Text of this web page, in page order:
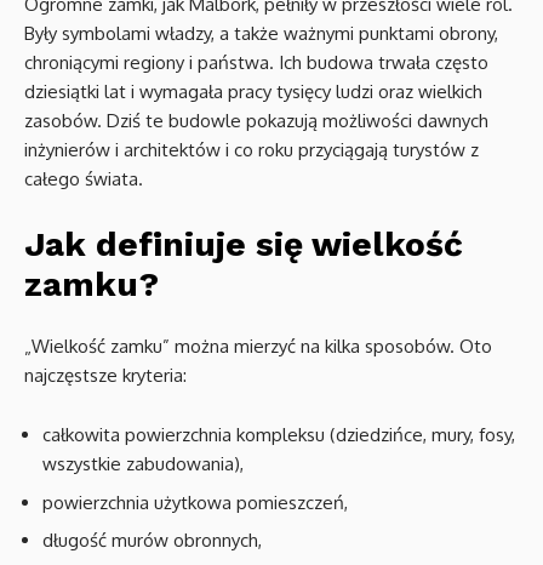
Były symbolami władzy, a także ważnymi punktami obrony,
chroniącymi regiony i państwa. Ich budowa trwała często
dziesiątki lat i wymagała pracy tysięcy ludzi oraz wielkich
zasobów. Dziś te budowle pokazują możliwości dawnych
inżynierów i architektów i co roku przyciągają turystów z
całego świata.
Jak definiuje się wielkość
zamku?
„Wielkość zamku” można mierzyć na kilka sposobów. Oto
najczęstsze kryteria:
całkowita powierzchnia kompleksu (dziedzińce, mury, fosy,
wszystkie zabudowania),
powierzchnia użytkowa pomieszczeń,
długość murów obronnych,